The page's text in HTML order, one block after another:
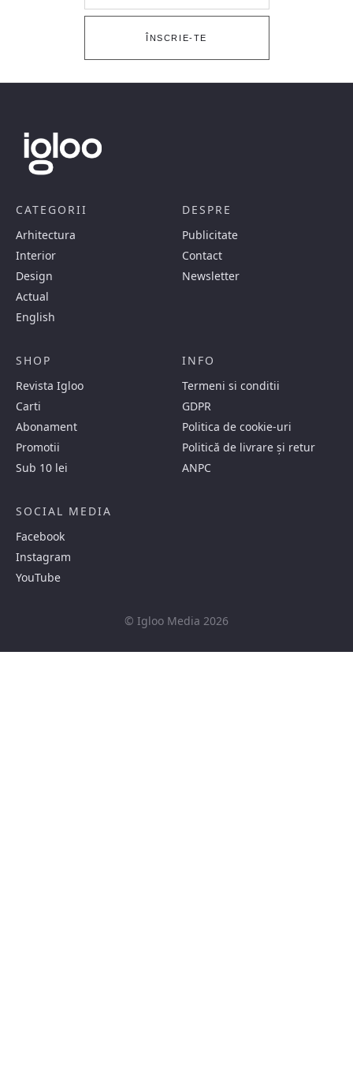
ÎNSCRIE-TE
CATEGORII
Arhitectura
Interior
Design
Actual
English
DESPRE
Publicitate
Contact
Newsletter
SHOP
Revista Igloo
Carti
Abonament
Promotii
Sub 10 lei
INFO
Termeni si conditii
GDPR
Politica de cookie-uri
Politică de livrare și retur
ANPC
SOCIAL MEDIA
Facebook
Instagram
YouTube
© Igloo Media 2026